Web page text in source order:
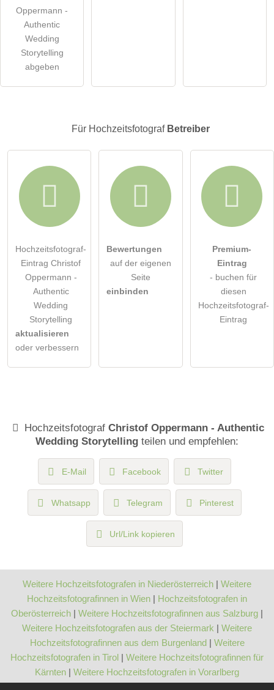
öffentliche Frage stellen
Hinweis:Bitte beachten Sie, öffentliche Fragen sind
Besucher sichtbar
Klicken Sie hier um eine
Oppermann -
Authentic
Wedding
Storytelling
abgeben
Für Hochzeitsfotograf Betreiber
Hochzeitsfotograf-
Eintrag Christof
Oppermann -
Authentic
Wedding
Storytelling
aktualisieren
oder verbessern
Bewertungen
auf der eigenen
Seite
einbinden
Premium-
Eintrag
- buchen für
diesen
Hochzeitsfotograf-
Eintrag
Hochzeitsfotograf Christof Oppermann - Authentic
Wedding Storytelling teilen und empfehlen:
E-Mail Facebook Twitter
Whatsapp Telegram Pinterest
Url/Link kopieren
Weitere Hochzeitsfotografen in Niederösterreich | Weitere
Hochzeitsfotografinnen in Wien | Hochzeitsfotografen in
Oberösterreich | Weitere Hochzeitsfotografinnen aus Salzburg |
Weitere Hochzeitsfotografen aus der Steiermark | Weitere
Hochzeitsfotografinnen aus dem Burgenland| Weitere
Hochzeitsfotografen in Tirol | Weitere Hochzeitsfotografinnen für
Kärnten | Weitere Hochzeitsfotografen in Vorarlberg